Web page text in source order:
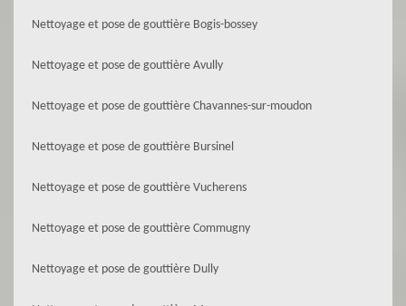
Nettoyage et pose de gouttière Bogis-bossey
Nettoyage et pose de gouttière Avully
Nettoyage et pose de gouttière Chavannes-sur-moudon
Nettoyage et pose de gouttière Bursinel
Nettoyage et pose de gouttière Vucherens
Nettoyage et pose de gouttière Commugny
Nettoyage et pose de gouttière Dully